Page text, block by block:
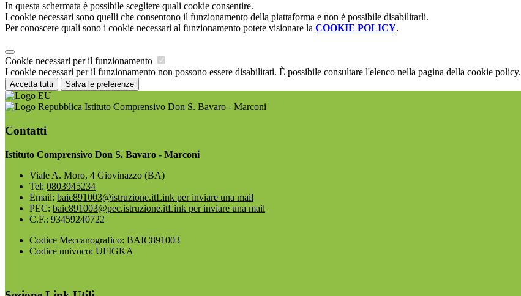
In questa schermata è possibile scegliere quali cookie consentire.
I cookie necessari sono quelli che consentono il funzionamento della piattaforma e non è possibile disabilitarli.
Per conoscere quali sono i cookie necessari al funzionamento potete visionare la COOKIE POLICY.
Cookie necessari per il funzionamento
I cookie necessari per il funzionamento non possono essere disabilitati. È possibile consultare l'elenco nella pagina della cookie policy.
Accetta tutti Salva le preferenze
Istituto Comprensivo Don S. Bavaro - Marconi
Contatti
Istituto Comprensivo Don S. Bavaro - Marconi
Viale A. Moro, 4 Giovinazzo (BA)
Tel: 0803945234
Email: baic891003@istruzione.itLink per inviare una mail
PEC: baic891003@pec.istruzione.itLink per inviare una mail
C.F.: 93459240722
Codice Meccanografico: BAIC891003
Codice univoco: UFIGKA